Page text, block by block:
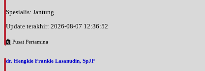
Spesialis: Jantung
Update terakhir: 2026-08-07 12:36:52
Pusat Pertamina
dr. Hengkie Frankie Lasanudin, SpJP